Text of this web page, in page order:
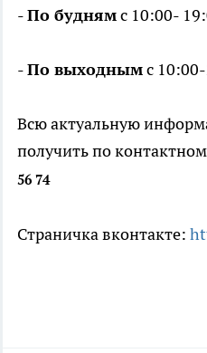
-По буднямс 10:00-
-По выходнымс
Всю актуальную
получить по
56 74
Страничка вконтакте: